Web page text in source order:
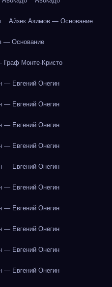
Айзек Азимов — Основание
— Основание
Монте-Кристо
— Евгений Онегин
— Евгений Онегин
— Евгений Онегин
— Евгений Онегин
— Евгений Онегин
— Евгений Онегин
— Евгений Онегин
— Евгений Онегин
— Евгений Онегин
— Евгений Онегин